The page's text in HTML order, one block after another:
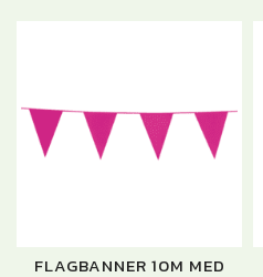
FLAGBANNER 10M MED